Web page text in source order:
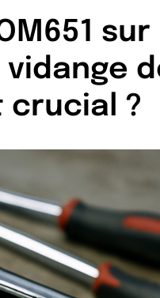
vidange
crucial ?